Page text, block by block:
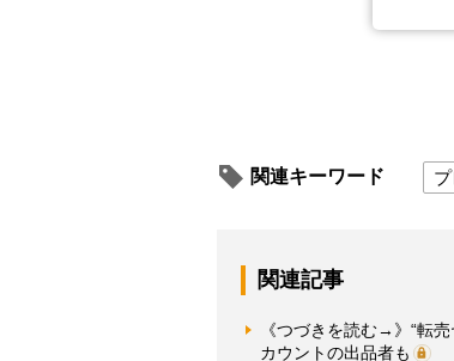
関連キーワード
関連記事
《つづきを読む→》“転
カウントの出品者も